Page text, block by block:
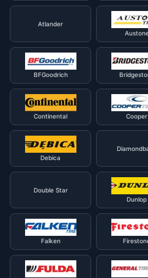
Atlander
BFGoodrich
Continental Cooper
Debica
Double Star
Dunlop
Falken